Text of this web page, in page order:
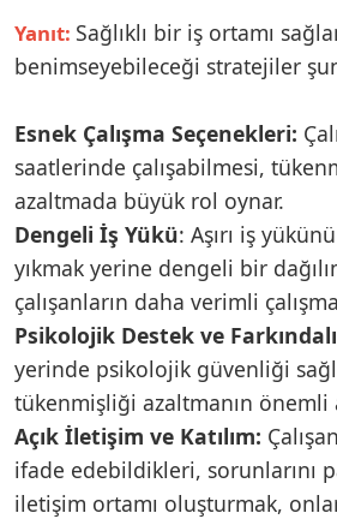
Yanıt: Sağlıklı bir iş ortamı
benimseyebileceği stratejiler
Esnek Çalışma Seçenekleri:
saatlerinde çalışabilmesi,
azaltmada büyük rol oynar.
Dengeli İş Yükü: Aşırı iş
yıkmak yerine dengeli bir
çalışanların daha verimli
Psikolojik Destek ve
yerinde psikolojik güvenliği
tükenmişliği azaltmanın önemli
Açık İletişim ve Katılım:
ifade edebildikleri, sorunlarını
iletişim ortamı oluşturmak,